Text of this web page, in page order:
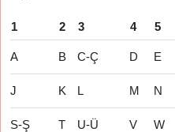
1 2 3 4 5
A B C-Ç D E
J K L M N
S-Ş T U-Ü V W